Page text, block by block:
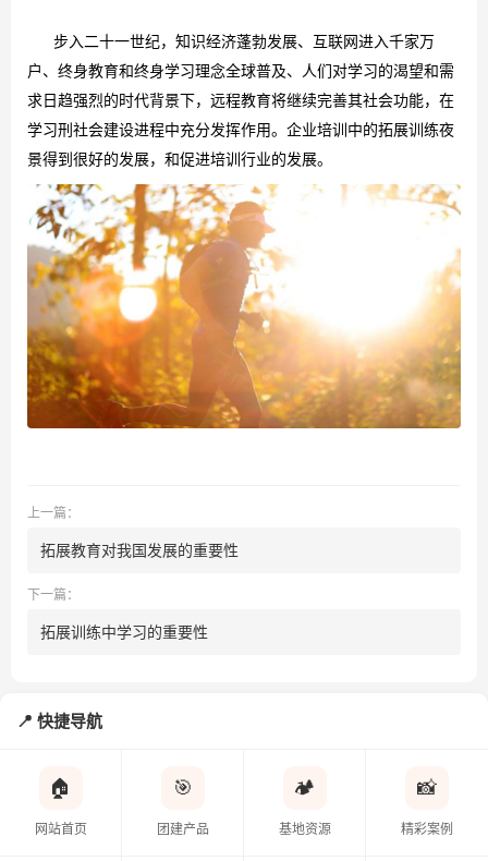
步入二十一世纪，知识经济蓬勃发展、互联网进入千家万
户、终身教育和终身学习理念全球普及、人们对学习的渴望和需
求日趋强烈的时代背景下，远程教育将继续完善其社会功能，在
学习刑社会建设进程中充分发挥作用。企业培训中的拓展训练夜
景得到很好的发展，和促进培训行业的发展。
上一篇：
拓展教育对我国发展的重要性
下一篇：
拓展训练中学习的重要性
快捷导航
🏠
网站首页
🎯
团建产品
🏕️
基地资源
📸
精彩案例